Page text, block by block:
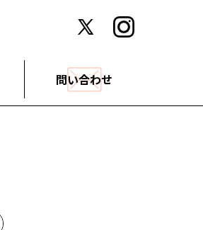
問い合わせ